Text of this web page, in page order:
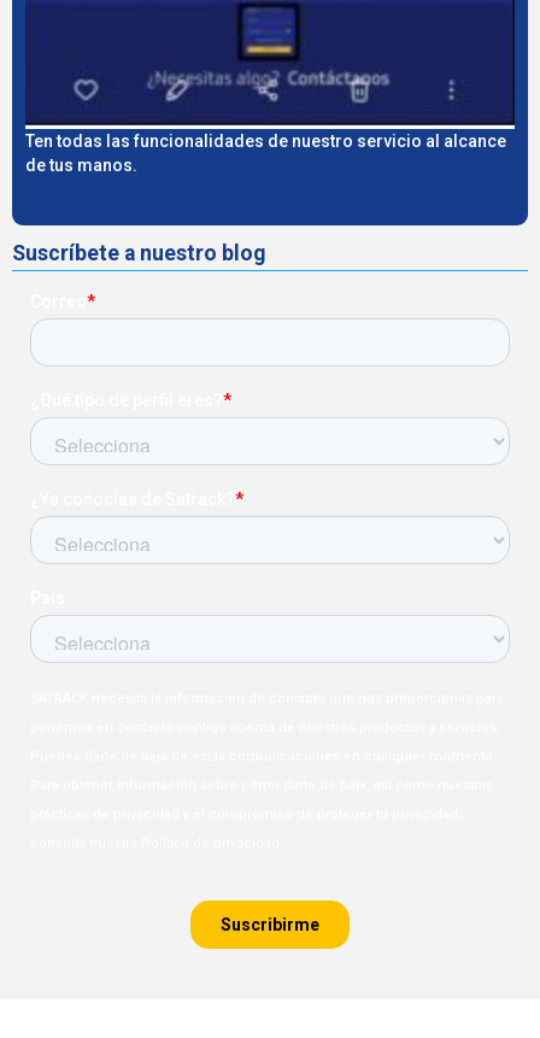
Ten todas las funcionalidades de nuestro servicio al alcance
de tus manos.
Suscríbete a nuestro blog